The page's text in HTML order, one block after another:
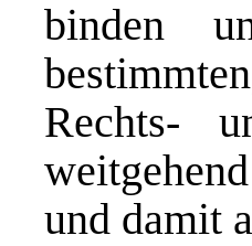
binden
Rechts-
und damit